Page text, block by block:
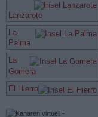
Lanzarote
La
Palma
La
Gomera
El Hierro